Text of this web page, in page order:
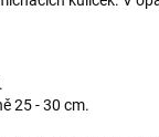
25 - 30 cm.